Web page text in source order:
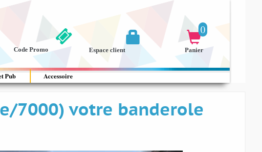
0

Panier

Espace client
Code Promo
Pub Accessoire
7000) votre banderole